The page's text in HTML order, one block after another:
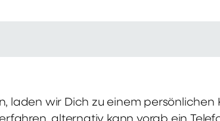
laden wir Dich zu einem